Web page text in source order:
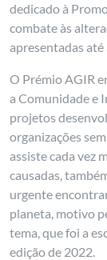
dedicado à
combate às
apresentadas
O Prémio AGIR
a Comunidade e
projetos
organizações
assiste cada vez
causadas,
urgente
planeta, motivo
tema, que foi a
edição de 2022.